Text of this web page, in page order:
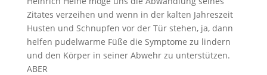
Zitates verzeihen und wenn in der kalten Jahreszeit
Husten und Schnupfen vor der Tür stehen, ja, dann
helfen pudelwarme Füße die Symptome zu lindern
und den Körper in seiner Abwehr zu unterstützen.
ABER